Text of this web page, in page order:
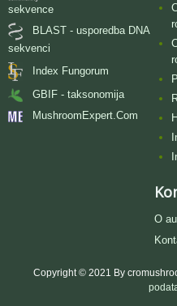
sekvence
BLAST - usporedba DNA
sekvenci
Index Fungorum
GBIF - taksonomija
MushroomExpert.Com
O
Copyright © 2021 By